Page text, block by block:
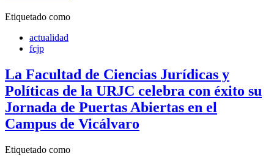
Etiquetado como
actualidad
fcjp
La Facultad de Ciencias Jurídicas y
Políticas de la URJC celebra con éxito su
Jornada de Puertas Abiertas en el
Campus de Vicálvaro
Etiquetado como